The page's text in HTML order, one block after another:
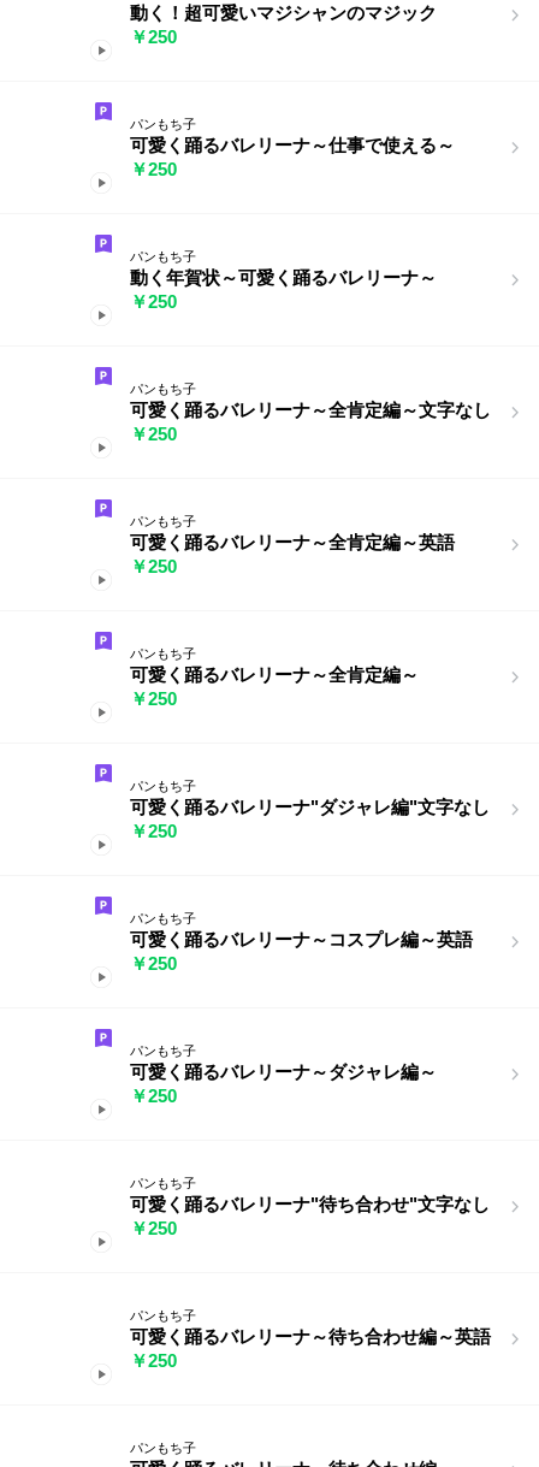
動く！超可愛いマジシャンのマジック
￥250
パンもち子
可愛く踊るバレリーナ～仕事で使える～
￥250
パンもち子
動く年賀状～可愛く踊るバレリーナ～
￥250
パンもち子
可愛く踊るバレリーナ～全肯定編～文字なし
￥250
パンもち子
可愛く踊るバレリーナ～全肯定編～英語
￥250
パンもち子
可愛く踊るバレリーナ～全肯定編～
￥250
パンもち子
可愛く踊るバレリーナ"ダジャレ編"文字なし
￥250
パンもち子
可愛く踊るバレリーナ～コスプレ編～英語
￥250
パンもち子
可愛く踊るバレリーナ～ダジャレ編～
￥250
パンもち子
可愛く踊るバレリーナ"待ち合わせ"文字なし
￥250
パンもち子
可愛く踊るバレリーナ～待ち合わせ編～英語
￥250
パンもち子